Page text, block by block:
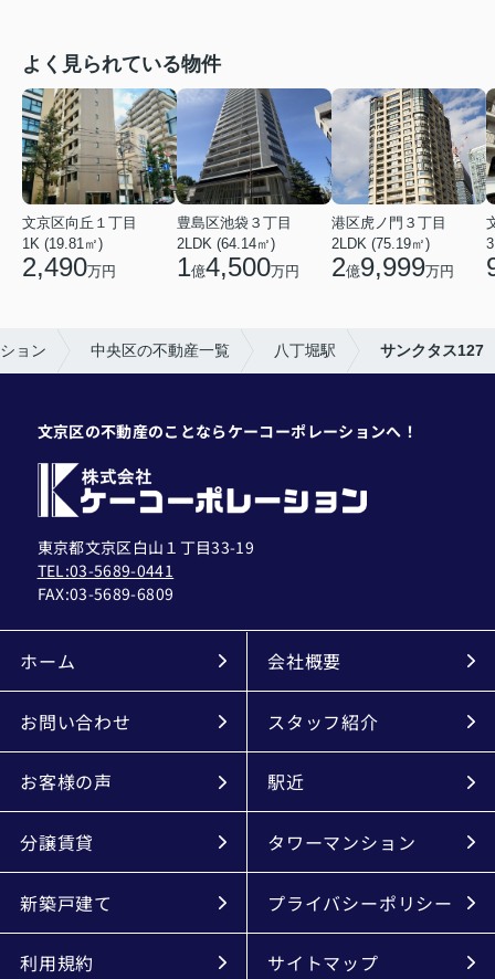
よく見られている物件
文京区向丘１丁目
1K (19.81㎡)
2,490万円
豊島区池袋３丁目
2LDK (64.14㎡)
1億4,500万円
港区虎ノ門３丁目
2LDK (75.19㎡)
2億9,999万円
ョン 中央区の不動産一覧 八丁堀駅 サンクタス127
文京区の不動産のことならケーコーポレーションへ！
東京都文京区白山１丁目33-19
TEL:03-5689-0441
FAX:03-5689-6809
ホーム 会社概要
お問い合わせ スタッフ紹介
お客様の声 駅近
分譲賃貸 タワーマンション
新築戸建て プライバシーポリシー
利用規約 サイトマップ